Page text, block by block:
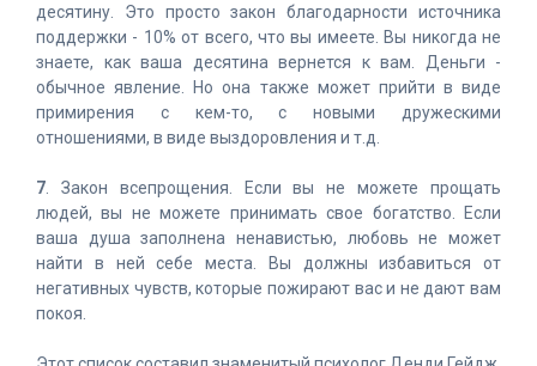
десятину. Это просто закон благодарности источника
поддержки - 10% от всего, что вы имеете. Вы никогда не
знаете, как ваша десятина вернется к вам. Деньги -
обычное явление. Но она также может прийти в виде
примирения с кем-то, с новыми дружескими
отношениями, в виде выздоровления и т.д.
7. Закон всепрощения. Если вы не можете прощать
людей, вы не можете принимать свое богатство. Если
ваша душа заполнена ненавистью, любовь не может
найти в ней себе места. Вы должны избавиться от
негативных чувств, которые пожирают вас и не дают вам
покоя.